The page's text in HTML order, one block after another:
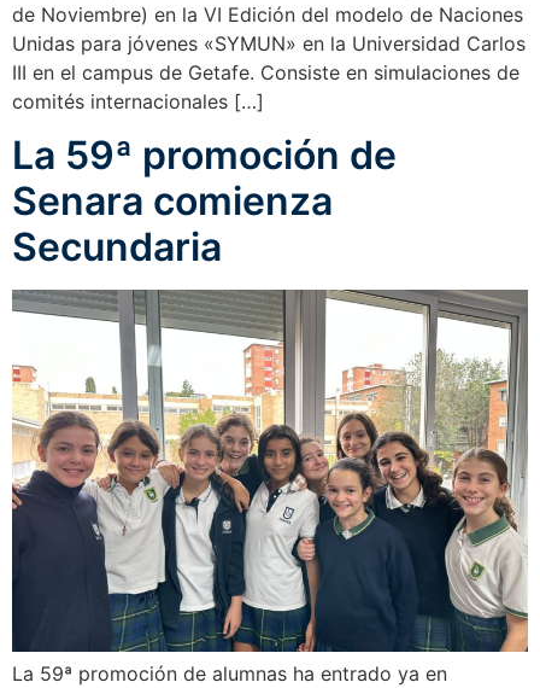
de Noviembre) en la VI Edición del modelo de Naciones
Unidas para jóvenes «SYMUN» en la Universidad Carlos
III en el campus de Getafe. Consiste en simulaciones de
comités internacionales […]
La 59ª promoción de
Senara comienza
Secundaria
La 59ª promoción de alumnas ha entrado ya en